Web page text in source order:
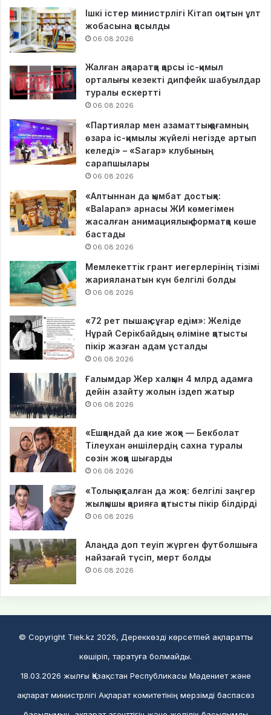
Ішкі істер министрлігі Кітап оқитын ұлт
жобасына қосылды
06.08.2026
Жалған ақпаратқа қарсы іс-қимыл
орталығы кезекті дипфейк шабуылдар
туралы ескертті
06.08.2026
«Партиялар мен азаматтық қоғамның
өзара іс-қимылы жүйелі негізде артып
келеді» – «Sarap» клубының
сарапшылары
06.08.2026
«Алтыннан да қымбат достық»:
«Balapan» арнасы ЖИ көмегімен
жасалған анимациялық форматқа көше
бастады
06.08.2026
Мемлекеттік грант иегерлерінің тізімі
жарияланатын күн белгілі болды
06.08.2026
«72 рет пышақ сұғар едім»: Желіде
Нұрай Серікбайдың өліміне қатысты
пікір жазған адам ұсталды
06.08.2026
Ғалымдар Жер халқын 4 млрд адамға
дейін азайту жолын іздеп жатыр
06.08.2026
«Ешқандай да кие жоқ» — Бекболат
Тілеухан әншілердің сахна туралы
сөзін жоққа шығарды
06.08.2026
«Толық ақталған да жоқ»: белгілі заңгер
жылқышы қарияға қатысты пікір білдірді
06.08.2026
Алаңда доп теуіп жүрген футболшыға
найзағай түсіп, мерт болды
06.08.2026
© Copyright Tiek.kz 2026, Дереккөзді көрсетпей ақпаратты
көшіріп, таратуға болмайды.
18.03.2026 жылғы Қазақстан Республикасы Мәдениет және
ақпарат министрлігі Ақпарат комитетінің мерзімді баспасөз